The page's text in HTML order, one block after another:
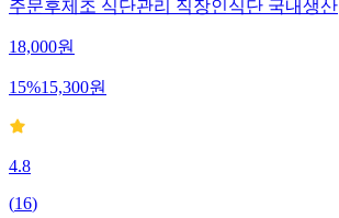
주문후제조 식단관리 직장인식단 국내생산
18,000원
15%15,300원
4.8
(16)